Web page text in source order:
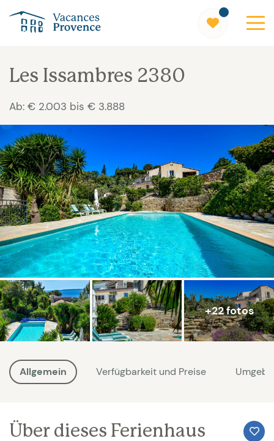
Les Issambres 2380
Ab: € 2.003 bis € 3.888
+22 fotos
Allgemein Verfügbarkeit und Preise
Über dieses Ferienhaus